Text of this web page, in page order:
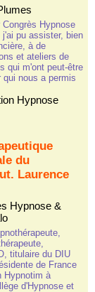
Hypnose
pu assister, bien
à de
et ateliers de
qui m'ont peut-être
nous a permis
Hypnose
du
Laurence
Hypnose &
titulaire du DIU
de France
Hypnotim à
d'Hypnose et